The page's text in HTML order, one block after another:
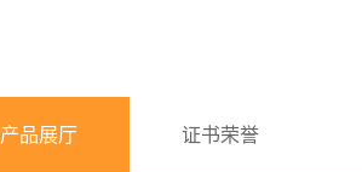
产品展厅 证书荣誉